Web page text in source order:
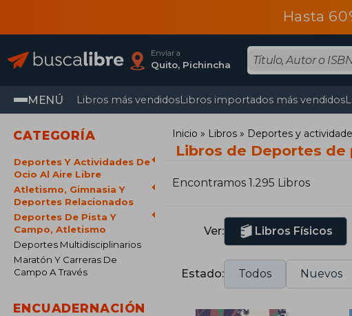
Hasta
Enviar a
Quito, Pichincha
MENÚ Libros más vendidosLibros importados más vendidos
CATEGORÍA
Deportes Y Actividades De
Ocio Al Aire Libre
Atletismo, Gimnasia Y
Deportes Relacionados
Deportes De Pista Y
Campo, Atletismo
Deportes Multidisciplinarios
Maratón Y Carreras De
Campo A Través
ENCUADERNACIÓN
Inicio Libros Deportes y
Libros de Deportes
Encontramos 1.295 Libros
Ver: Libros Físicos
Estado: Todos Nuevos